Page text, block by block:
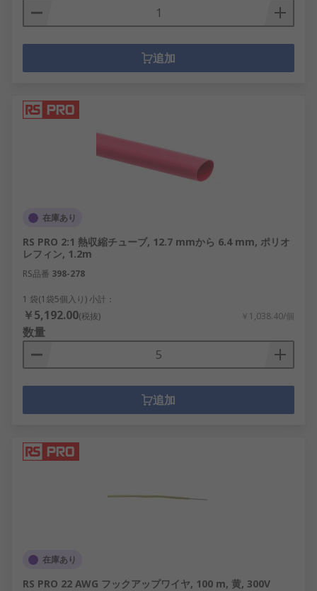
追加
在庫あり
RS PRO 2:1 熱収縮チューブ, 12.7 mmから 6.4 mm, ポリオ
レフィン, 1.2m
RS品番 398-278
1 袋(1袋5個入り) 小計：
￥5,192.00(税抜) ￥1,038.40/個
数量
追加
在庫あり
RS PRO 22 AWG フックアップワイヤ, 100 m, 黄, 300V